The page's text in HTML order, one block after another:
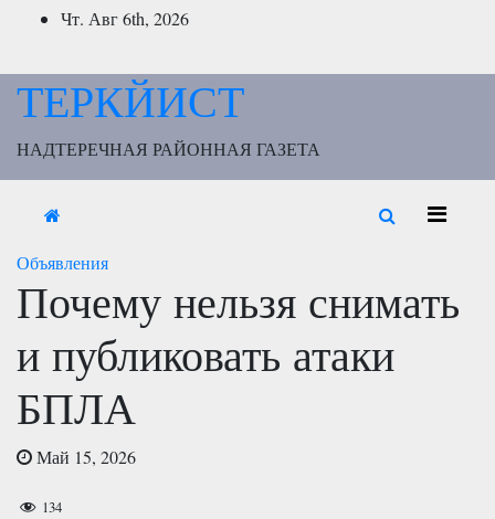
ПерейтиЧт. Авг 6th, 2026
ТЕРКЙИСТ
НАДТЕРЕЧНАЯ РАЙОННАЯ ГАЗЕТА
Объявления
Почему нельзя снимать
и публиковать атаки
БПЛА
Май 15, 2026
134